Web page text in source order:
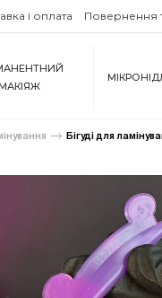
і оплата Повернення
Бігуді для